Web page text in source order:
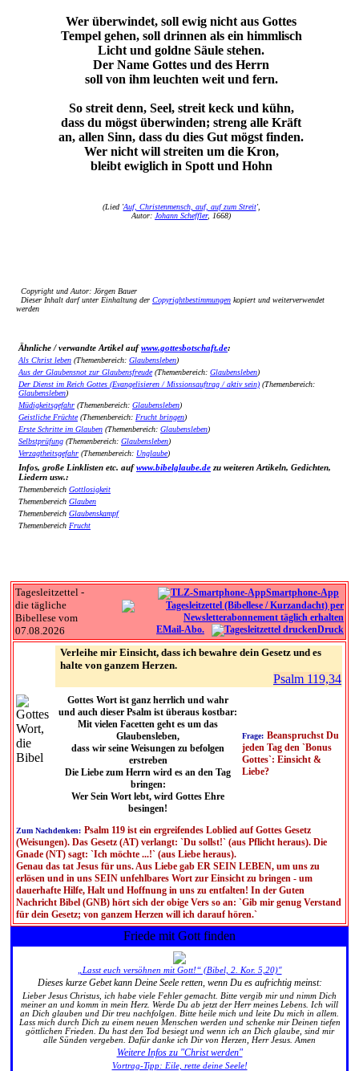
Wer überwindet, soll ewig nicht aus Gottes
Tempel gehen, soll drinnen als ein himmlisch
Licht und goldne Säule stehen.
Der Name Gottes und des Herrn
soll von ihm leuchten weit und fern.
So streit denn, Seel, streit keck und kühn,
dass du mögst überwinden; streng alle Kräft
an, allen Sinn, dass du dies Gut mögst finden.
Wer nicht will streiten um die Kron,
bleibt ewiglich in Spott und Hohn
(Lied 'Auf, Christenmensch, auf, auf zum Streit',
Autor: Johann Scheffler, 1668)
Copyright und Autor: Jörgen Bauer
Dieser Inhalt darf unter Einhaltung der Copyrightbestimmungen kopiert und weiterverwendet
werden
Ähnliche / verwandte Artikel aufwww.gottesbotschaft.de:
Als Christ leben (Themenbereich: Glaubensleben)
Aus der Glaubensnot zur Glaubensfreude(Themenbereich: Glaubensleben)
Der Dienst im Reich Gottes (Evangelisieren / Missionsauftrag / aktiv sein) (Themenbereich:
Glaubensleben)
Müdigkeitsgefahr (Themenbereich: Glaubensleben)
Geistliche Früchte(Themenbereich: Frucht bringen)
Erste Schritte im Glauben (Themenbereich: Glaubensleben)
Selbstprüfung (Themenbereich: Glaubensleben)
Verzagtheitsgefahr (Themenbereich: Unglaube)
Infos, große Linklisten etc. aufwww.bibelglaube.de zu weiteren Artikeln, Gedichten,
Liedern usw.:
Themenbereich Gottlosigkeit
Themenbereich Glauben
Themenbereich Glaubenskampf
Themenbereich Frucht
Tagesleitzettel -
die tägliche
Bibellese vom
07.08.2026
Smartphone-App
EMail-Abo. Druck
Verleihe mir Einsicht, dass ich bewahre dein Gesetz und es
halte von ganzem Herzen.
Psalm 119,34
Gottes Wort ist ganz herrlich und wahr
und auch dieser Psalm ist überaus kostbar:
Mit vielen Facetten geht es um das
Glaubensleben,
dass wir seine Weisungen zu befolgen
erstreben
Die Liebe zum Herrn wird es an den Tag
bringen:
Wer Sein Wort lebt, wird Gottes Ehre
besingen!
Frage: Beanspruchst Du
jeden Tag den `Bonus
Gottes`: Einsicht &
Liebe?
Zum Nachdenken: Psalm 119 ist ein ergreifendes Loblied auf Gottes Gesetz
(Weisungen). Das Gesetz (AT) verlangt: `Du sollst!` (aus Pflicht heraus). Die
Gnade (NT) sagt: `Ich möchte ...!` (aus Liebe heraus).
Genau das tat Jesus für uns. Aus Liebe gab ER SEIN LEBEN, um uns zu
erlösen und in uns SEIN unfehlbares Wort zur Einsicht zu bringen - um
dauerhafte Hilfe, Halt und Hoffnung in uns zu entfalten! In der Guten
Nachricht Bibel (GNB) hört sich der obige Vers so an: `Gib mir genug Verstand
für dein Gesetz; von ganzem Herzen will ich darauf hören.`
Friede mit Gott finden
„Lasst euch versöhnen mit Gott!“ (Bibel, 2. Kor. 5,20)"
Dieses kurze Gebet kann Deine Seele retten, wenn Du es aufrichtig meinst:
Lieber Jesus Christus, ich habe viele Fehler gemacht. Bitte vergib mir und nimm Dich
meiner an und komm in mein Herz. Werde Du ab jetzt der Herr meines Lebens. Ich will
an Dich glauben und Dir treu nachfolgen. Bitte heile mich und leite Du mich in allem.
Lass mich durch Dich zu einem neuen Menschen werden und schenke mir Deinen tiefen
göttlichen Frieden. Du hast den Tod besiegt und wenn ich an Dich glaube, sind mir
alle Sünden vergeben. Dafür danke ich Dir von Herzen, Herr Jesus. Amen
Weitere Infos zu "Christ werden"
Vortrag-Tipp: Eile, rette deine Seele!